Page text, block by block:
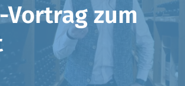
Vortrag zum